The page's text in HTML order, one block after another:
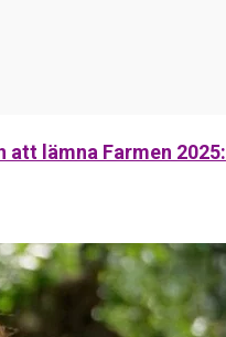
att lämna Farmen 2025: